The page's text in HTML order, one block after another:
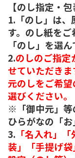
【のし指定・
1.「のし」は、
す。のし紙を
「のし」を選
2.のしのご指定
せていただき
元のしをご希
選びください。
※「御中元」等
ひらがなの「お
3. 「名入れ」
装」「手提げ